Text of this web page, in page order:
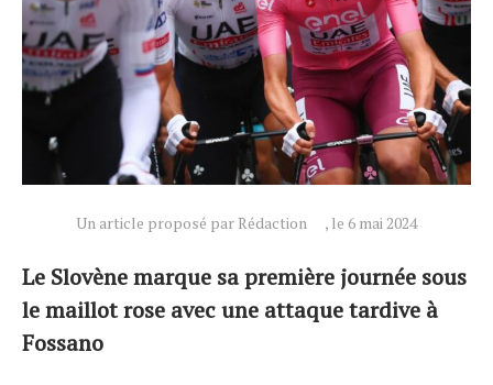
Un article proposé par Rédaction , le 6 mai 2024
Le Slovène marque sa première journée sous
le maillot rose avec une attaque tardive à
Fossano